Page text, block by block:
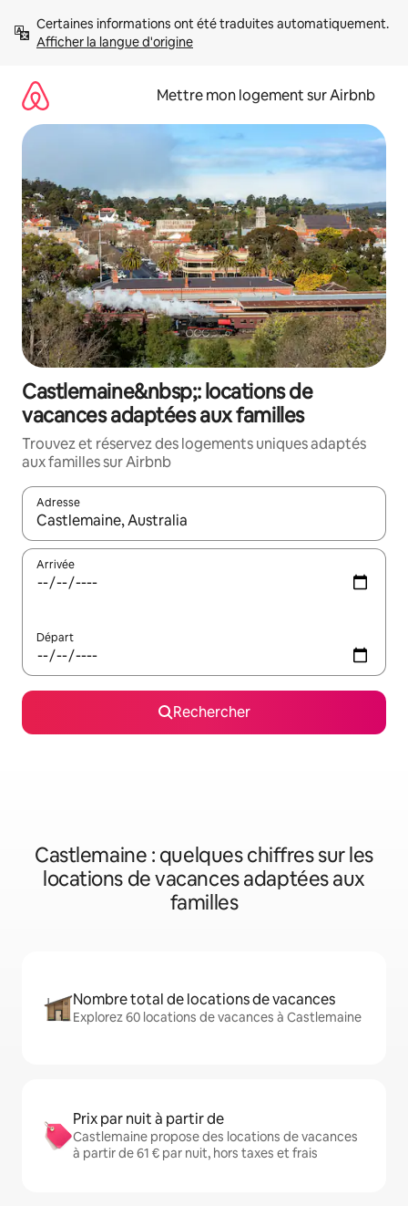
directement
Afficher la langue d'origine
Mettre mon logement sur Airbnb
Castlemaine&nbsp;: locations de
vacances adaptées aux familles
Trouvez et réservez des logements uniques adaptés
aux familles sur Airbnb
Adresse
Lorsque les résultats s'affichent, utilisez les flèches vers le
Arrivée
Départ
Rechercher
Castlemaine : quelques chiffres sur les
locations de vacances adaptées aux
familles
Nombre total de locations de vacances
Explorez 60 locations de vacances à Castlemaine
Prix par nuit à partir de
Castlemaine propose des locations de vacances
à partir de 61 € par nuit, hors taxes et frais